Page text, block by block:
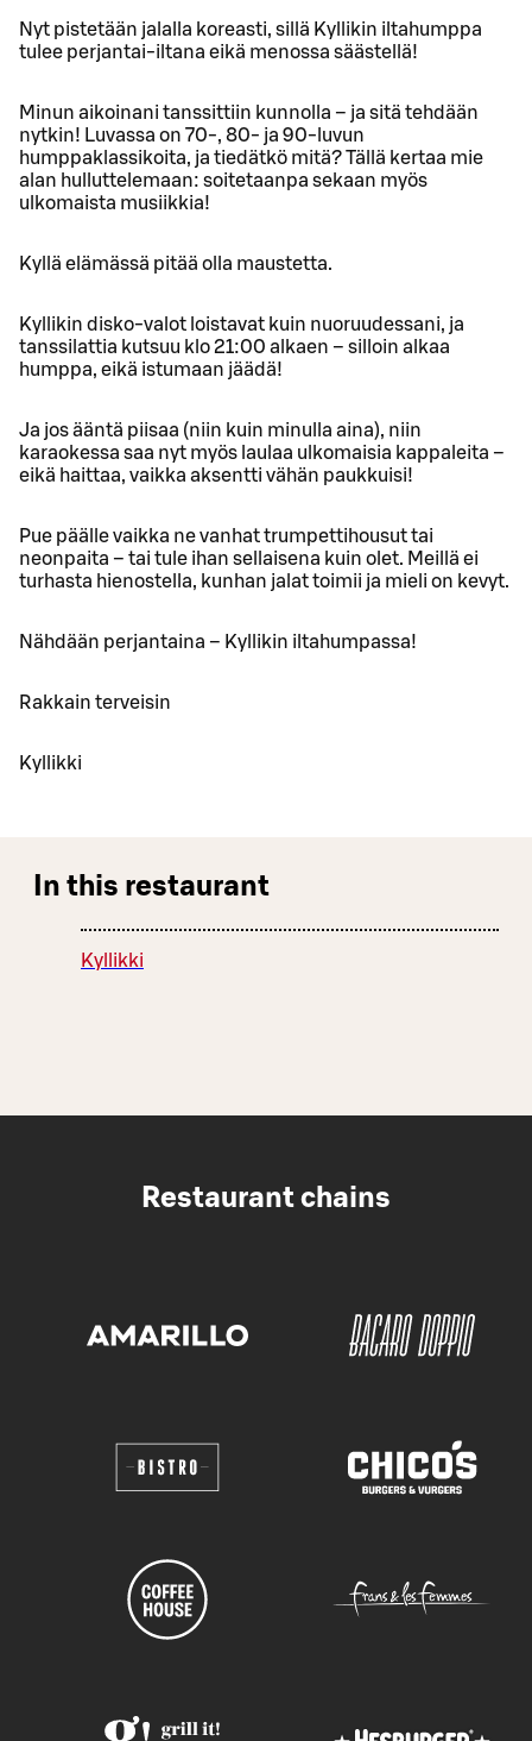
Nyt pistetään jalalla koreasti, sillä Kyllikin iltahumppa
tulee perjantai-iltana eikä menossa säästellä!
Minun aikoinani tanssittiin kunnolla – ja sitä tehdään
nytkin! Luvassa on 70-, 80- ja 90-luvun
humppaklassikoita, ja tiedätkö mitä? Tällä kertaa mie
alan hulluttelemaan: soitetaanpa sekaan myös
ulkomaista musiikkia!
Kyllä elämässä pitää olla maustetta.
Kyllikin disko-valot loistavat kuin nuoruudessani, ja
tanssilattia kutsuu klo 21:00 alkaen – silloin alkaa
humppa, eikä istumaan jäädä!
Ja jos ääntä piisaa (niin kuin minulla aina), niin
karaokessa saa nyt myös laulaa ulkomaisia kappaleita –
eikä haittaa, vaikka aksentti vähän paukkuisi!
Pue päälle vaikka ne vanhat trumpettihousut tai
neonpaita – tai tule ihan sellaisena kuin olet. Meillä ei
turhasta hienostella, kunhan jalat toimii ja mieli on kevyt.
Nähdään perjantaina – Kyllikin iltahumpassa!
Rakkain terveisin
Kyllikki
In this restaurant
Kyllikki
Restaurant chains